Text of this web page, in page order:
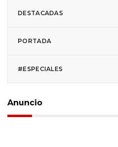
DESTACADAS
PORTADA
#ESPECIALES
Anuncio